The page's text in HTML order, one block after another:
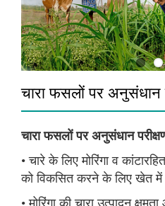
चारा फसलों पर अनुसंधान
चारा फसलों पर अनुसंधान
• चारे के लिए मोरिंगा व
को विकसित करने के लिए खेत में
• मोरिंगा की चारा उत्पादन